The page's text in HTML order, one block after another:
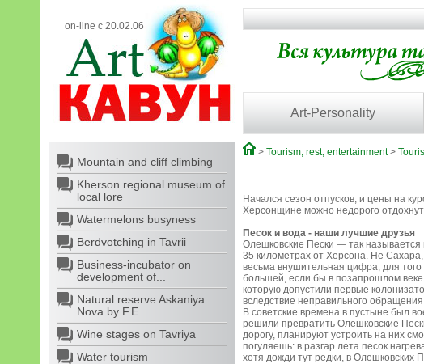
on-line с 20.02.06
Art-Personality
Mountain and cliff climbing
Kherson regional museum of
local lore
Watermelons busyness
Berdvotching in Tavrii
Business-incubator on
development of...
Natural reserve Askaniya
Nova by F.E....
Wine stages on Tavriya
Water tourism
> Tourism, rest, entertainment>
Начался сезон отпусков, и цены на
Херсонщине можно недорого
Песок и вода - наши лучшие друзья
Олешковские Пески — так
35 километрах от Херсона. Не
весьма внушительная цифра, для
большей, если бы в позапрошлом
которую допустили первые
вследствие неправильного
В советские времена в пустыне был
решили превратить Олешковские
дорогу, планируют устроить на них
погуляешь: в разгар лета песок
хотя дожди тут редки, в